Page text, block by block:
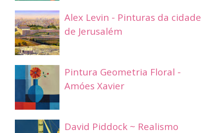
Alex Levin - Pinturas da cidade
de Jerusalém
Pintura Geometria Floral -
Amóes Xavier
David Piddock ~ Realismo